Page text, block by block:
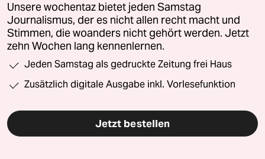
Unsere wochentaz bietet jeden Samstag
Journalismus, der es nicht allen recht macht und
Stimmen, die woanders nicht gehört werden. Jetzt
zehn Wochen lang kennenlernen.
Jeden Samstag als gedruckte Zeitung frei Haus
Zusätzlich digitale Ausgabe inkl. Vorlesefunktion
Jetzt bestellen